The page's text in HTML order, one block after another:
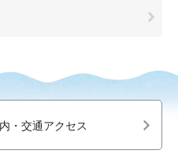
・交通アクセス